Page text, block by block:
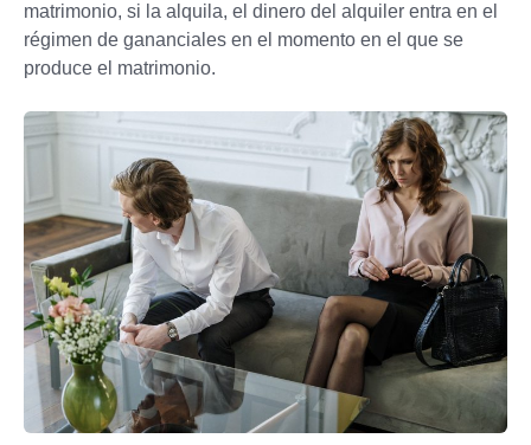
matrimonio, si la alquila, el dinero del alquiler entra en el
régimen de gananciales en el momento en el que se
produce el matrimonio.